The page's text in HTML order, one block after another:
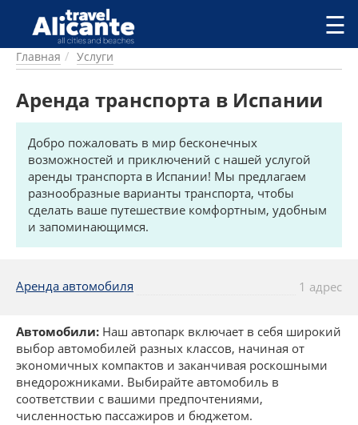
Перейти к основному содержанию
ГОРОДА
ПИТАНИЕ
ПРОЖИВАНИЕ
ПЛЯЖИ
ДОСТОПРИМЕЧАТЕЛЬНОСТИ
КЕМПИНГ
КОМАРКИ (РАЙОНЫ)
РЕЦЕПТЫ
СТАТЬИ
☰
Главная Услуги
Аренда транспорта в Испании
Добро пожаловать в мир бесконечных
возможностей и приключений с нашей услугой
аренды транспорта в Испании! Мы предлагаем
разнообразные варианты транспорта, чтобы
сделать ваше путешествие комфортным, удобным
и запоминающимся.
Аренда автомобиля 1 адрес
Автомобили: Наш автопарк включает в себя широкий
выбор автомобилей разных классов, начиная от
экономичных компактов и заканчивая роскошными
внедорожниками. Выбирайте автомобиль в
соответствии с вашими предпочтениями,
численностью пассажиров и бюджетом.